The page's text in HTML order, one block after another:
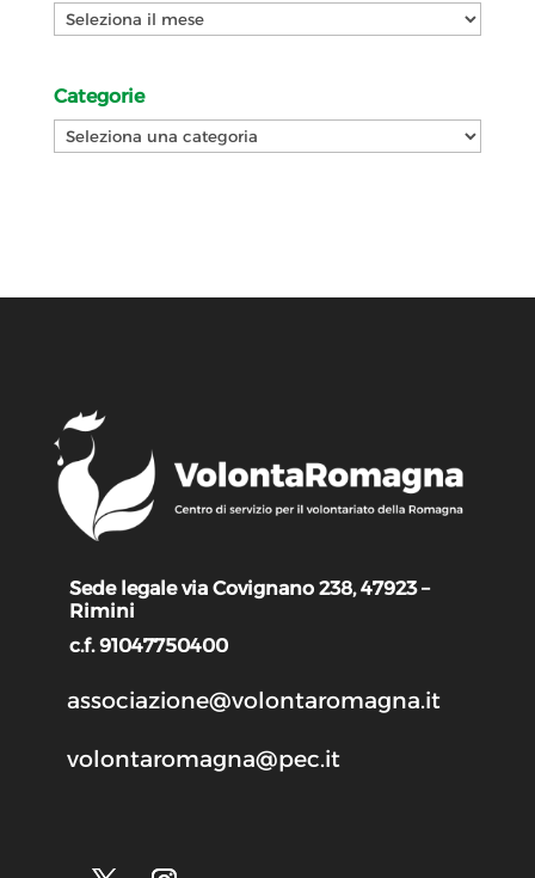
Archivi
Categorie
Categorie
Sede legale via Covignano 238, 47923 –
Rimini
c.f. 91047750400
associazione@volontaromagna.it
volontaromagna@pec.it